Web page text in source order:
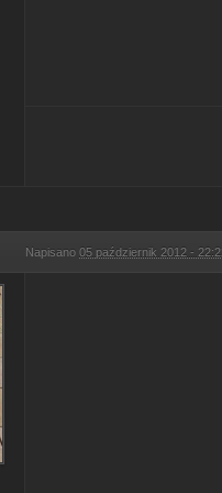
Napisano05 październik 2012 -